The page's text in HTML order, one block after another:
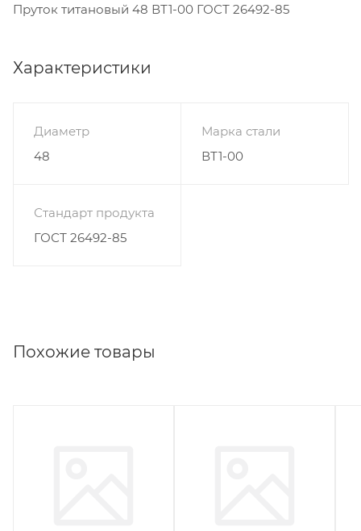
Пруток титановый 48 ВТ1-00 ГОСТ 26492-85
Характеристики
Диаметр
48
Марка стали
ВТ1-00
Стандарт продукта
ГОСТ 26492-85
Похожие товары